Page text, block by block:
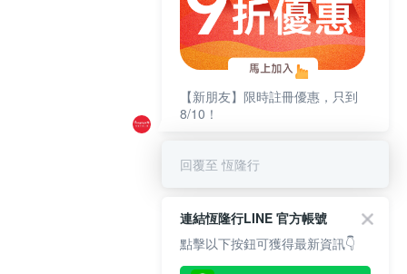
【新朋友】限時註冊優惠，只到
8/10！
回覆至 恆隆行
連結恆隆行LINE 官方帳號
點擊以下按鈕可獲得最新資訊👇